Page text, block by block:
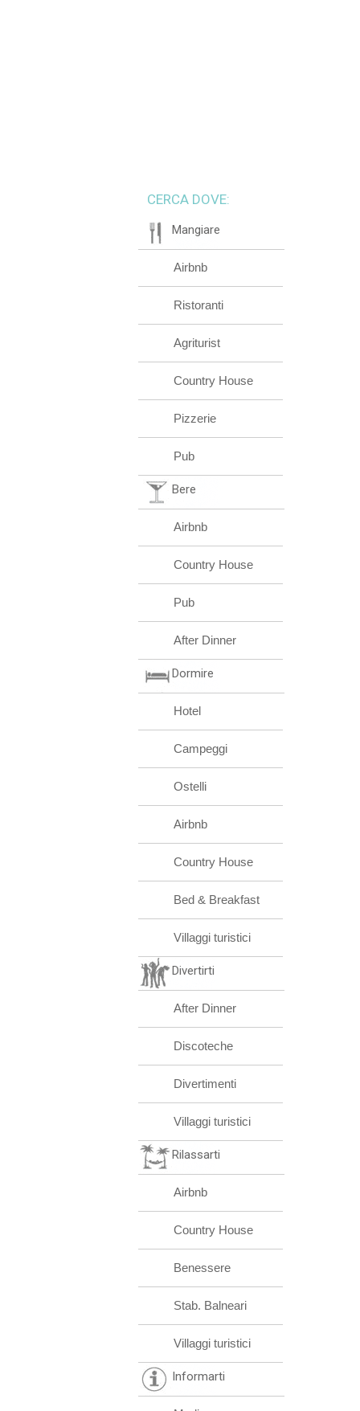
CERCA DOVE:
Mangiare
Airbnb
Ristoranti
Agriturist
Country House
Pizzerie
Pub
Bere
Airbnb
Country House
Pub
After Dinner
Dormire
Hotel
Campeggi
Ostelli
Airbnb
Country House
Bed & Breakfast
Villaggi turistici
Divertirti
After Dinner
Discoteche
Divertimenti
Villaggi turistici
Rilassarti
Airbnb
Country House
Benessere
Stab. Balneari
Villaggi turistici
Informarti